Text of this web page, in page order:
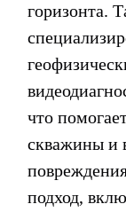
горизонта.
что
скважины и
подход,